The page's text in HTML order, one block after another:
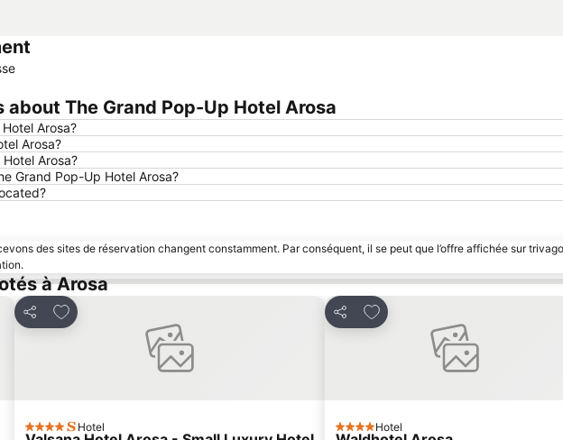
The Grand Pop-Up Hotel Arosa
Arosa?
Arosa?
Arosa?
Grand Pop-Up Hotel Arosa?
des sites de réservation changent constamment. Par conséquent, il se peut que l’offre affichée sur
à Arosa
Partager
Ajouter à mes favoris
4 Étoiles Hotel
Partager
Ajouter à mes favoris
4 ÉtoilesHotel